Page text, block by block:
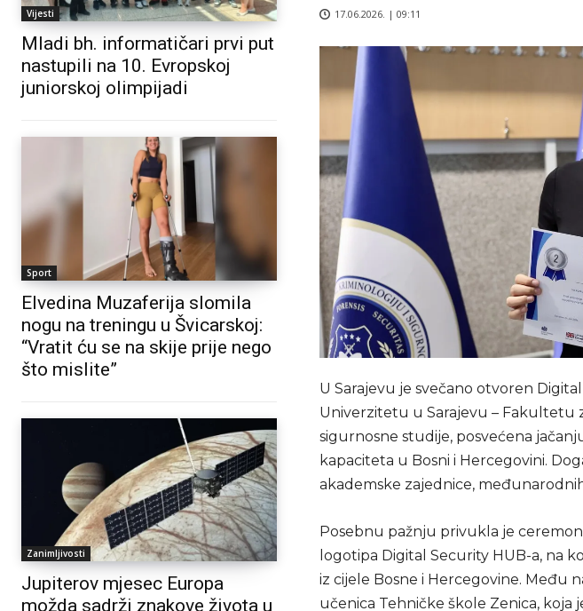
Vijesti
Mladi bh. informatičari prvi put
nastupili na 10. Evropskoj
juniorskoj olimpijadi
Sport
Elvedina Muzaferija slomila
nogu na treningu u Švicarskoj:
“Vratit ću se na skije prije nego
što mislite”
Zanimljivosti
Jupiterov mjesec Europa
možda sadrži znakove života u
17.06.2026. | 09:11
U Sarajevu je svečano otvoren
Univerzitetu u Sarajevu – Fakultetu
sigurnosne studije, posvećena
kapaciteta u Bosni i Hercegovini.
akademske zajednice,
Posebnu pažnju privukla je
logotipa Digital Security HUB-a, na
iz cijele Bosne i Hercegovine. Među
učenica Tehničke škole Zenica, koja